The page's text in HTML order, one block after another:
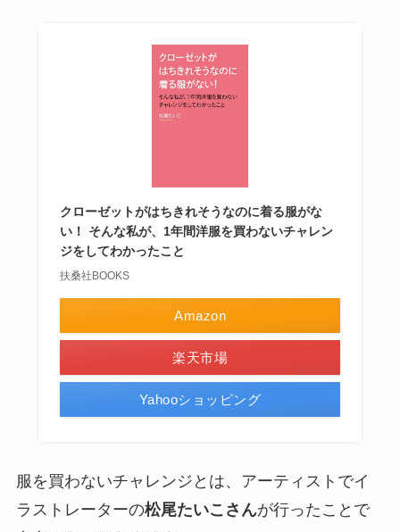
クローゼットがはちきれそうなのに着る服がな
い！ そんな私が、1年間洋服を買わないチャレン
ジをしてわかったこと
扶桑社BOOKS
Amazon
楽天市場
Yahooショッピング
服を買わないチャレンジとは、アーティストでイ
ラストレーターの松尾たいこさんが行ったことで